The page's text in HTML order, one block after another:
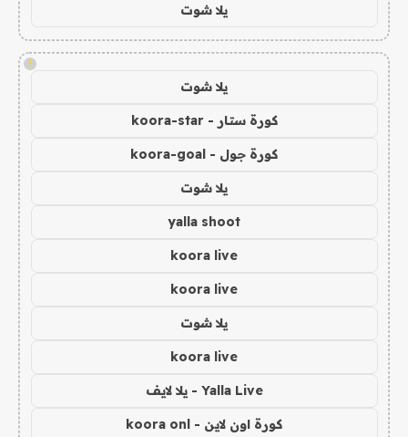
يلا شوت
!
يلا شوت
كورة ستار - koora-star
كورة جول - koora-goal
يلا شوت
yalla shoot
koora live
koora live
يلا شوت
koora live
Yalla Live - يلا لايف
كورة اون لاين - koora onl